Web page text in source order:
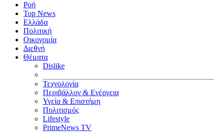
Ροή
Top News
Ελλάδα
Πολιτική
Οικονομία
Διεθνή
Θέματα
Dislike
Τεχνολογία
Περιβάλλον & Ενέργεια
Υγεία & Επιστήμη
Πολιτισμός
Lifestyle
PrimeNews TV